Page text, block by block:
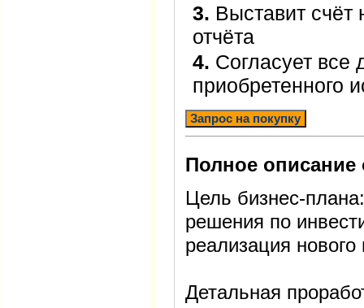
3. Выставит счёт
отчёта
4. Согласует все
приобретенного
Запрос на покупку
Полное описание
Цель бизнес-
решения по
реализация нового
Детальная